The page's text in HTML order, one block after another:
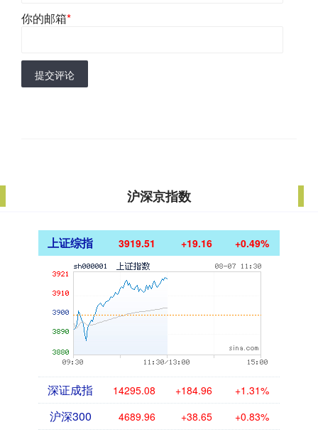
你的邮箱*
提交评论
沪深京指数
上证综指 3919.51 +19.16 +0.49%
深证成指 14295.08 +184.96 +1.31%
沪深300 4689.96 +38.65 +0.83%